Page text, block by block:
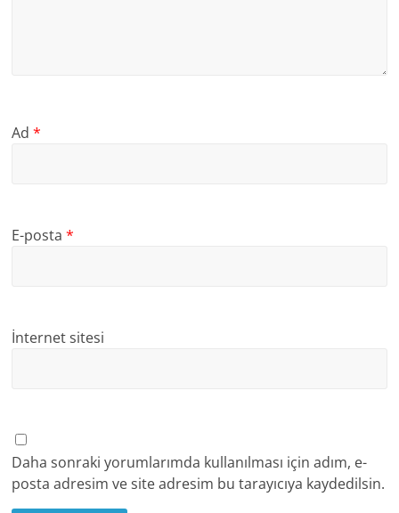
Ad*
E-posta*
İnternet sitesi
Daha sonraki yorumlarımda kullanılması için adım, e-
posta adresim ve site adresim bu tarayıcıya kaydedilsin.